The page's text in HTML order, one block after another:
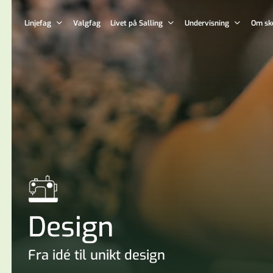
main
Linjefag Valgfag Livet på Salling Undervisning Om
Design
Fra idé til unikt design